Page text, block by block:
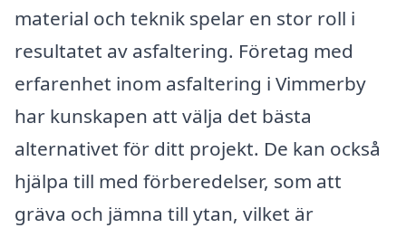
material och teknik spelar en stor roll i
resultatet av asfaltering. Företag med
erfarenhet inom asfaltering i Vimmerby
har kunskapen att välja det bästa
alternativet för ditt projekt. De kan också
hjälpa till med förberedelser, som att
gräva och jämna till ytan, vilket är